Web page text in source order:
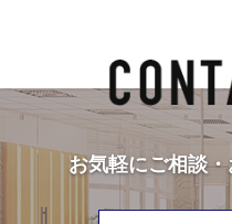
お気軽にご相談